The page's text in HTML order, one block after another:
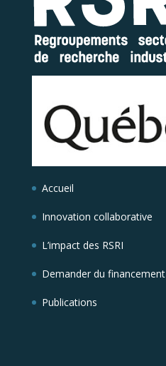
Accueil
Innovation collaborative
L’impact des RSRI
Demander du financement
Publications